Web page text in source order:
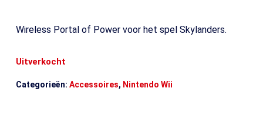
Wireless Portal of Power voor het spel Skylanders.
Uitverkocht
Categorieën: Accessoires, Nintendo Wii